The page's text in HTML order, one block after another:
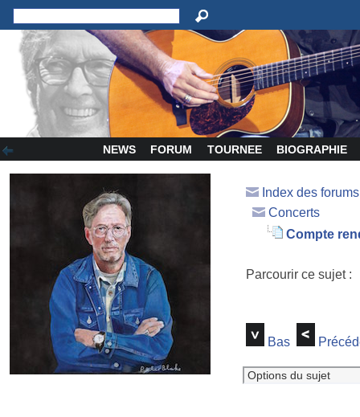
NEWS FORUM TOURNEE BIOGRAPHIE
Index des
Concerts
Compte
Parcourir ce sujet
Bas